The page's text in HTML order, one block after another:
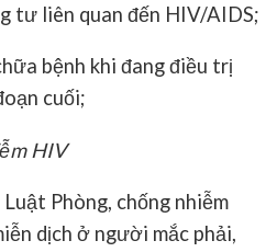
tư liên quan đến HIV/AIDS;
bệnh khi đang điều trị
cuối;
HIV
Phòng, chống nhiễm
dịch ở người mắc phải,